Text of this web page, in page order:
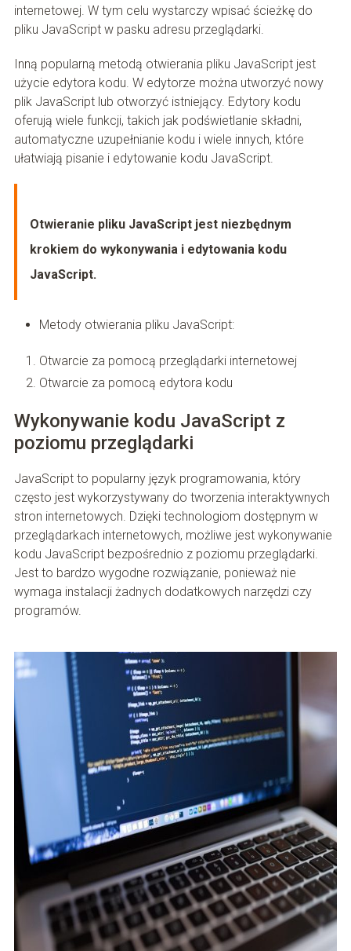
internetowej. W tym celu wystarczy wpisać ścieżkę do
pliku JavaScript w pasku adresu przeglądarki.
Inną popularną metodą otwierania pliku JavaScript jest
użycie edytora kodu. W edytorze można utworzyć nowy
plik JavaScript lub otworzyć istniejący. Edytory kodu
oferują wiele funkcji, takich jak podświetlanie składni,
automatyczne uzupełnianie kodu i wiele innych, które
ułatwiają pisanie i edytowanie kodu JavaScript.
Otwieranie pliku JavaScript jest niezbędnym
krokiem do wykonywania i edytowania kodu
JavaScript.
Metody otwierania pliku JavaScript:
Otwarcie za pomocą przeglądarki internetowej
Otwarcie za pomocą edytora kodu
Wykonywanie kodu JavaScript z
poziomu przeglądarki
JavaScript to popularny język programowania, który
często jest wykorzystywany do tworzenia interaktywnych
stron internetowych. Dzięki technologiom dostępnym w
przeglądarkach internetowych, możliwe jest wykonywanie
kodu JavaScript bezpośrednio z poziomu przeglądarki.
Jest to bardzo wygodne rozwiązanie, ponieważ nie
wymaga instalacji żadnych dodatkowych narzędzi czy
programów.